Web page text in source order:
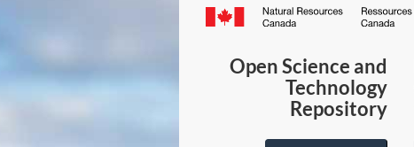
Canada.ca
Open Science and
Technology
Repository